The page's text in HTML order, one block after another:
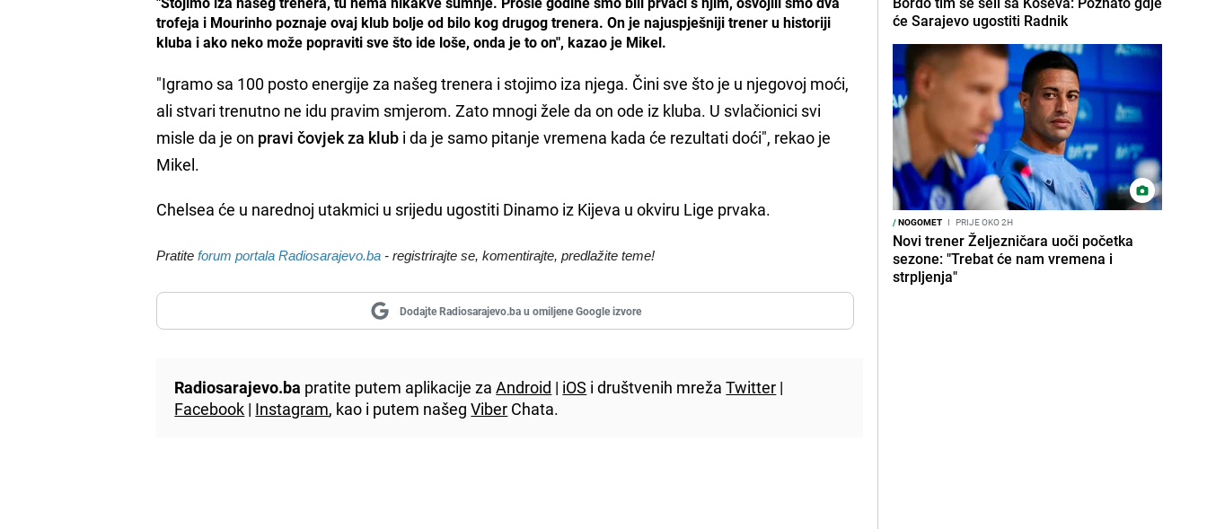
trofeja i Mourinho poznaje ovaj klub bolje od bilo kog drugog trenera. On je najuspješniji trener u historiji
kluba i ako neko može popraviti sve što ide loše, onda je to on", kazao je Mikel.
"Igramo sa 100 posto energije za našeg trenera i stojimo iza njega. Čini sve što je u njegovoj moći,
ali stvari trenutno ne idu pravim smjerom. Zato mnogi žele da on ode iz kluba. U svlačionici svi
misle da je on pravi čovjek za klub i da je samo pitanje vremena kada će rezultati doći", rekao je
Mikel.
Chelsea će u narednoj utakmici u srijedu ugostiti Dinamo iz Kijeva u okviru Lige prvaka.
Pratiteforum portala Radiosarajevo.ba - registrirajte se, komentirajte, predlažite teme!
Dodajte Radiosarajevo.ba u omiljene Google izvore
Radiosarajevo.ba pratite putem aplikacije zaAndroid | iOS i društvenih mrežaTwitter |
Facebook | Instagram, kao i putem našegViber Chata.
će Sarajevo ugostiti Radnik
/NOGOMET I PRIJE OKO 2H
Novi trener Željezničara uoči početka
sezone: "Trebat će nam vremena i
strpljenja"